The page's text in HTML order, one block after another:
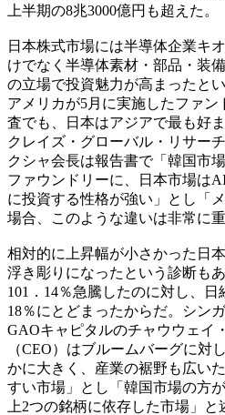
上半期の8兆3000億円も超えた。
日本株式市場には半導体企業キ
けでなく半導体素材・部品・装
の立場で投資魅力が高まったと
アメリカが5月に実施したファン
査でも、日本はアジアで最も好
クレイズ・グローバル・リサー
クシャ会長は報告書で「韓国市
ファウンドリーに、日本市場は
に投資する性格が強い」とし「
場合、このような違いは非常に
相対的に上昇幅が小さかった日
浮き彫りになったという診断も
101．14％急騰したのに対し、日
18％にとどまったからだ。シン
GAOキャピタルのチャウウェイ
（CEO）はブルームバーグに対
かに大きく、産業の裾野も広い
すい市場」とし「韓国市場の方
上2つの銘柄に依存した市場」